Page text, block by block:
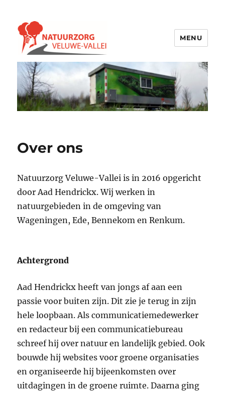
Natuurzorg Veluwe-Vallei
MENU
Over ons
Natuurzorg Veluwe-Vallei is in 2016 opgericht
door Aad Hendrickx. Wij werken in
natuurgebieden in de omgeving van
Wageningen, Ede, Bennekom en Renkum.
Achtergrond
Aad Hendrickx heeft van jongs af aan een
passie voor buiten zijn. Dit zie je terug in zijn
hele loopbaan. Als communicatiemedewerker
en redacteur bij een communicatiebureau
schreef hij over natuur en landelijk gebied. Ook
bouwde hij websites voor groene organisaties
en organiseerde hij bijeenkomsten over
uitdagingen in de groene ruimte. Daarna ging